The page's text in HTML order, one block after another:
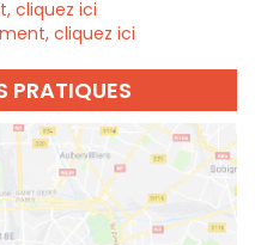
cliquez ici
cliquez ici
PRATIQUES